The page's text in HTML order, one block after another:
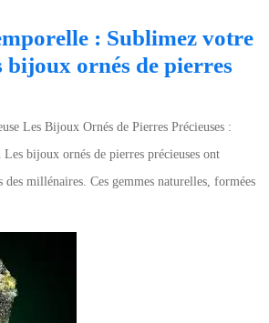
et
: Sublimez votre
bijoux ornés de pierres
Les Bijoux Ornés de Pierres Précieuses :
bijoux ornés de pierres précieuses ont
des millénaires. Ces gemmes naturelles, formées